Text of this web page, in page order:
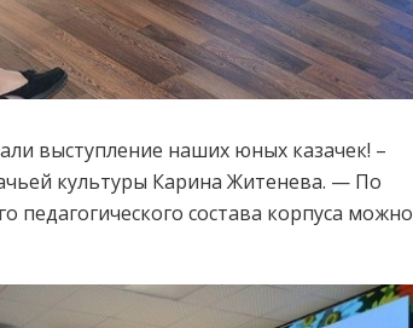
выступление наших юных казачек! –
культуры Карина Житенева. — По
состава корпуса можно